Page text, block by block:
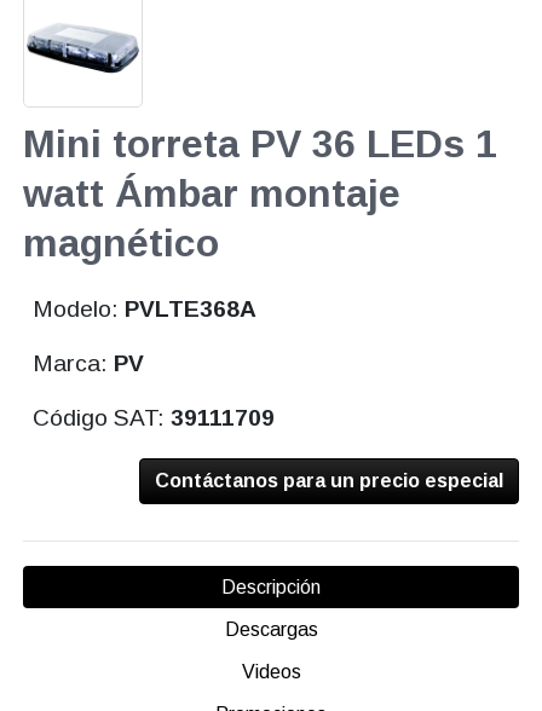
Mini torreta PV 36 LEDs 1
watt Ámbar montaje
magnético
Modelo: PVLTE368A
Marca: PV
Código SAT:39111709
Contáctanos para un precio especial
Descripción
Descargas
Videos